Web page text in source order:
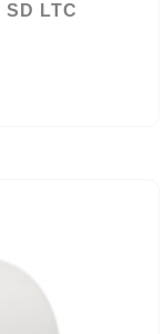
SD LTC